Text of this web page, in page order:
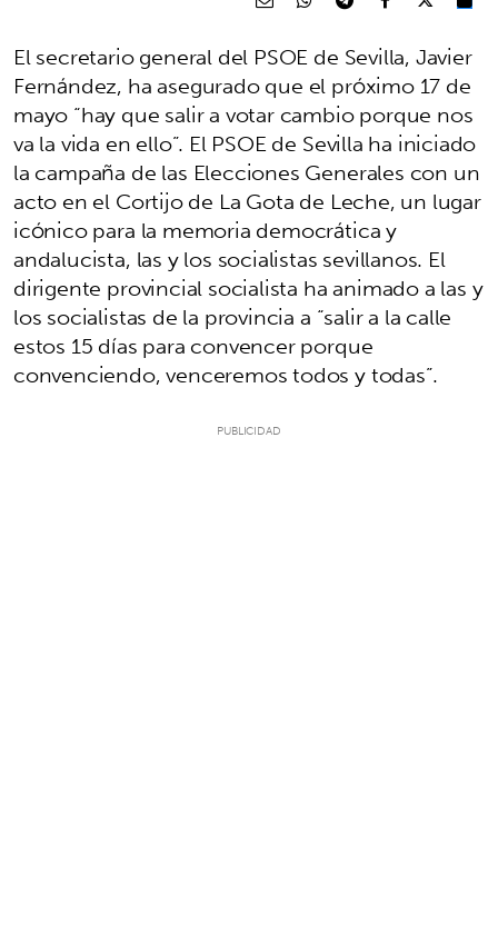
El secretario general del PSOE de Sevilla, Javier
Fernández, ha asegurado que el próximo 17 de
mayo “hay que salir a votar cambio porque nos
va la vida en ello”. El PSOE de Sevilla ha iniciado
la campaña de las Elecciones Generales con un
acto en el Cortijo de La Gota de Leche, un lugar
icónico para la memoria democrática y
andalucista, las y los socialistas sevillanos. El
dirigente provincial socialista ha animado a las y
los socialistas de la provincia a “salir a la calle
estos 15 días para convencer porque
convenciendo, venceremos todos y todas”.